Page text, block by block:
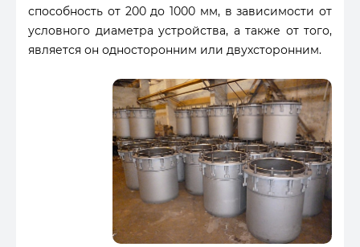
способность от 200 до 1000 мм, в зависимости от
условного диаметра устройства, а также от того,
является он односторонним или двухсторонним.